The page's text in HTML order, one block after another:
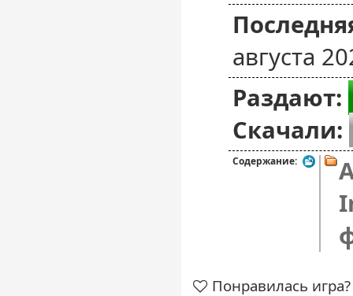
августа
Раздают:
Скачали:
Содержание:
Понравилась